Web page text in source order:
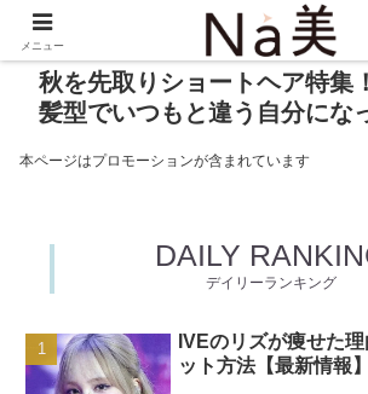
秋を先取りショートヘア特集
髪型でいつもと違う自分にな
本ページはプロモーションが含まれています
DAILY
デイリーランキング
IVEのリズが痩せた
ット方法【最新情報】
メニュー